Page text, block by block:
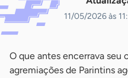
11/05/2026 às
O que antes encerrava seu
agremiações de Parintins